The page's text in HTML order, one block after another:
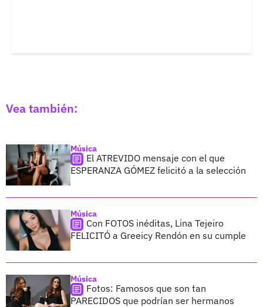
Vea también:
Música
El ATREVIDO mensaje con el que
ESPERANZA GÓMEZ felicitó a la selección
Música
Con FOTOS inéditas, Lina Tejeiro
FELICITÓ a Greeicy Rendón en su cumple
Música
Fotos: Famosos que son tan
PARECIDOS que podrían ser hermanos